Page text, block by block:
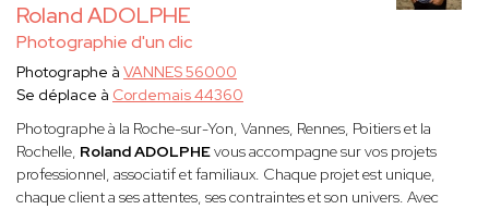
Roland ADOLPHE
Photographie d'un clic
Photographe à VANNES 56000
Se déplace à Cordemais 44360
Photographe à la Roche-sur-Yon, Vannes, Rennes, Poitiers et la
Rochelle, Roland ADOLPHEvous accompagne sur vos projets
professionnel, associatif et familiaux. Chaque projet est unique,
chaque client a ses attentes, ses contraintes et son univers. Avec